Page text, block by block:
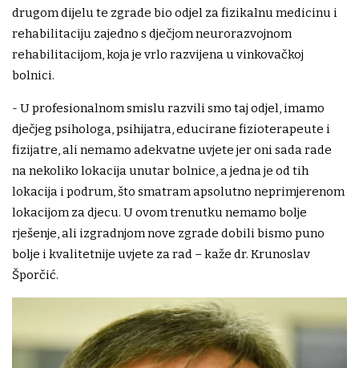
drugom dijelu te zgrade bio odjel za fizikalnu medicinu i
rehabilitaciju zajedno s dječjom neurorazvojnom
rehabilitacijom, koja je vrlo razvijena u vinkovačkoj
bolnici.
- U profesionalnom smislu razvili smo taj odjel, imamo
dječjeg psihologa, psihijatra, educirane fizioterapeute i
fizijatre, ali nemamo adekvatne uvjete jer oni sada rade
na nekoliko lokacija unutar bolnice, a jedna je od tih
lokacija i podrum, što smatram apsolutno neprimjerenom
lokacijom za djecu. U ovom trenutku nemamo bolje
rješenje, ali izgradnjom nove zgrade dobili bismo puno
bolje i kvalitetnije uvjete za rad – kaže dr. Krunoslav
Šporčić.